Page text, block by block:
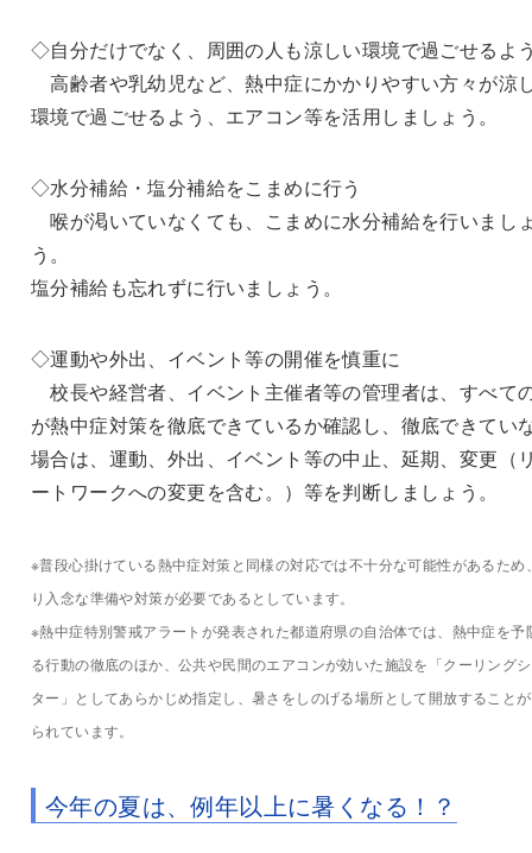
◇自分だけでなく、周囲の人も涼しい環境で過ごせるよ
高齢者や乳幼児など、熱中症にかかりやすい方々が涼
環境で過ごせるよう、エアコン等を活用しましょう。
◇水分補給・塩分補給をこまめに行う
喉が渇いていなくても、こまめに水分補給を行いまし
う。
塩分補給も忘れずに行いましょう。
◇運動や外出、イベント等の開催を慎重に
校長や経営者、イベント主催者等の管理者は、すべて
が熱中症対策を徹底できているか確認し、徹底できてい
場合は、運動、外出、イベント等の中止、延期、変更（
ートワークへの変更を含む。）等を判断しましょう。
※普段心掛けている熱中症対策と同様の対応では不十分な可能性があるため
り入念な準備や対策が必要であるとしています。
※熱中症特別警戒アラートが発表された都道府県の自治体では、熱中症を予
る行動の徹底のほか、公共や民間のエアコンが効いた施設を「クーリング
ター」としてあらかじめ指定し、暑さをしのげる場所として開放すること
られています。
今年の夏は、例年以上に暑くなる！？